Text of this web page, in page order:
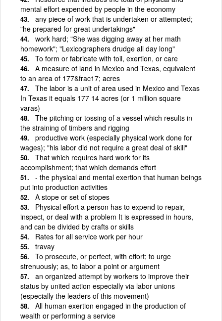
mental effort expended by people in the economy
any piece of work that is undertaken or attempted;
"he prepared for great undertakings"
work hard; "She was digging away at her math
homework"; "Lexicographers drudge all day long"
To form or fabricate with toil, exertion, or care
A measure of land in Mexico and Texas, equivalent
to an area of 177&frac17; acres
The labor is a unit of area used in Mexico and Texas
In Texas it equals 177 14 acres (or 1 million square
varas)
The pitching or tossing of a vessel which results in
the straining of timbers and rigging
productive work (especially physical work done for
wages); "his labor did not require a great deal of skill"
That which requires hard work for its
accomplishment; that which demands effort
- the physical and mental exertion that human beings
put into production activities
A stope or set of stopes
Physical effort a person has to expend to repair,
inspect, or deal with a problem It is expressed in hours,
and can be divided by crafts or skills
Rates for all service work per hour
travay
To prosecute, or perfect, with effort; to urge
strenuously; as, to labor a point or argument
an organized attempt by workers to improve their
status by united action especially via labor unions
(especially the leaders of this movement)
All human exertion engaged in the production of
wealth or performing a service